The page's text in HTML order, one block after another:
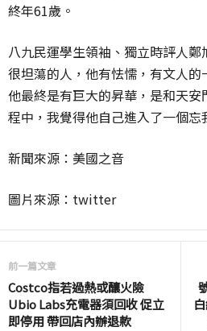
終年61歲。
八九民運學生領袖、獨立時評人
很坦蕩的人，他有怯懦，有文人
他最終是有巨大的昇華，是和天
程中，我覺得他自己進入了一個忘
新聞來源：美國之音
圖片來源：twitter
前一篇文章
Costco指若過熱或釀火險
Ubio Labs充電器須回收 促立
即停用 帶回店內辦退款